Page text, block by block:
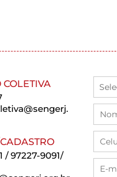
COLETIVA
/ 97227-9091/